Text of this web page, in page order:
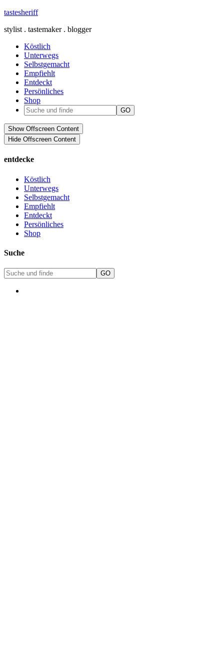
tastesheriff
stylist . tastemaker . blogger
Köstlich
Unterwegs
Selbstgemacht
Empfiehlt
Entdeckt
Persönliches
Shop
Show Offscreen Content
Hide Offscreen Content
entdecke
Köstlich
Unterwegs
Selbstgemacht
Empfiehlt
Entdeckt
Persönliches
Shop
Suche